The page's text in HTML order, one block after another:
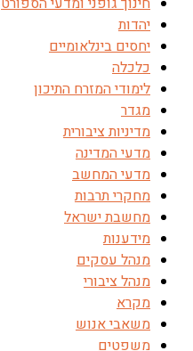
יהדות
יחסים בינלאומיים
כלכלה
לימודי המזרח התיכון
מגדר
מדיניות ציבורית
מדעי המדינה
מדעי המחשב
מחקרי תרבות
מחשבת ישראל
מידענות
מנהל עסקים
מנהל ציבורי
מקרא
משאבי אנוש
משפטים